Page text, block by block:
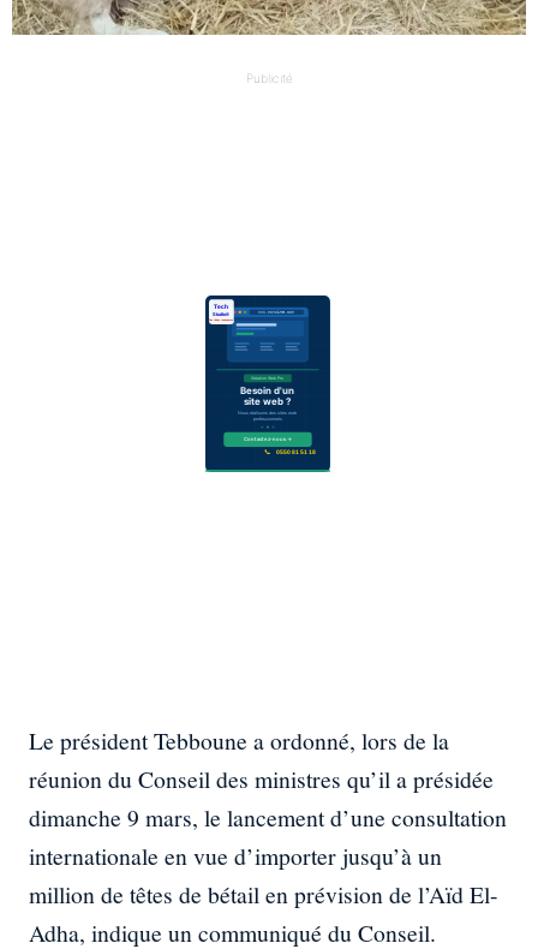
Publicité
Le président Tebboune a ordonné, lors de la
réunion du Conseil des ministres qu’il a présidée
dimanche 9 mars, le lancement d’une consultation
internationale en vue d’importer jusqu’à un
million de têtes de bétail en prévision de l’Aïd El-
Adha, indique un communiqué du Conseil.